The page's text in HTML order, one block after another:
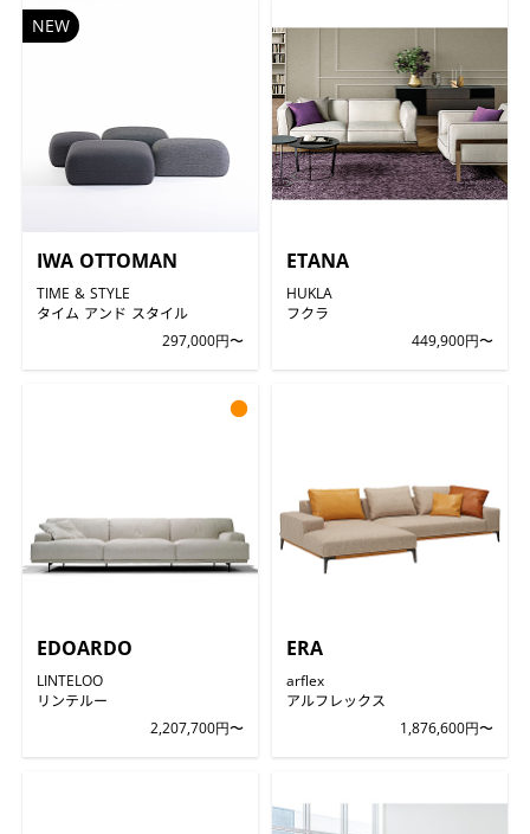
IWA OTTOMAN
TIME & STYLE
タイム アンド スタイル
297,000円〜
NEW
ETANA
HUKLA
フクラ
449,900円〜
EDOARDO
LINTELOO
リンテルー
2,207,700円〜
●
ERA
arflex
アルフレックス
1,876,600円〜